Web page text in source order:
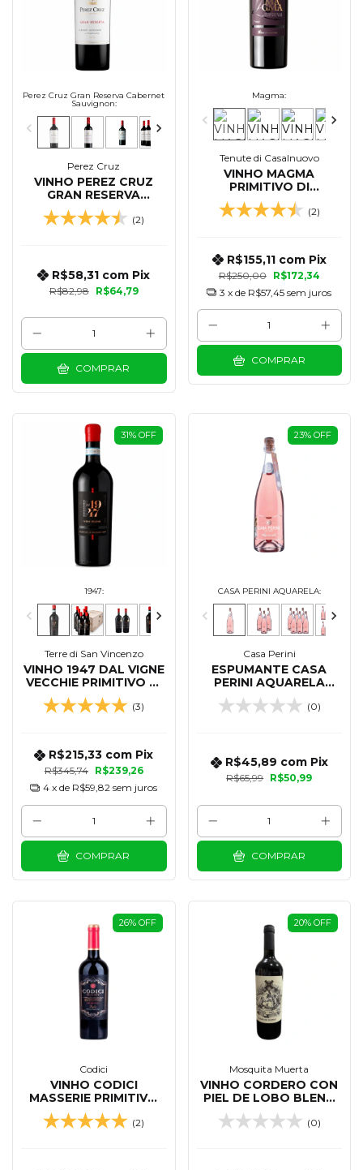
Perez Cruz Gran Reserva Cabernet
Sauvignon:
Perez Cruz
VINHO PEREZ CRUZ
GRAN RESERVA
CABERNET SAUVIGNON
750 ML
(2)
R$82,98 R$64,79
R$58,31 com Pix
COMPRAR
Magma:
Tenute di Casalnuovo
VINHO MAGMA
PRIMITIVO DI
MANDURIA DOP 750
ML - 2023
(2)
R$250,00 R$172,34
R$155,11 com Pix
3 x de R$57,45 sem juros
COMPRAR
31% OFF
1947:
Terre di San Vincenzo
VINHO 1947 DAL VIGNE
VECCHIE PRIMITIVO DI
MANDURIA 750 ML
(3)
R$345,74 R$239,26
R$215,33 com Pix
4 x de R$59,82 sem juros
COMPRAR
23% OFF
CASA PERINI AQUARELA:
Casa Perini
ESPUMANTE CASA
PERINI AQUARELA
MOSCATEL ROSE 750
ML
(0)
R$65,99 R$50,99
R$45,89 com Pix
COMPRAR
26% OFF
Codici
VINHO CODICI
MASSERIE PRIMITIVO
PUGLIA 750 ML
(2)
20% OFF
Mosquita Muerta
VINHO CORDERO CON
PIEL DE LOBO BLEND
DE TINTAS 750 ML
(0)